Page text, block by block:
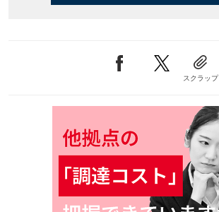
スクラップ